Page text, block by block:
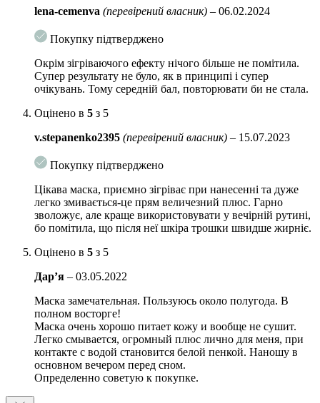
регенерує.
Спосіб використання:нанести рівний товстий шар на шкіру і
помасажувати протягом 20-30 секунд, залишити на 10 хвилин,
потім змити теплою водою.
75 мл
lena-cemenva (перевірений власник) – 06.02.2024
Покупку підтверджено
Окрім зігріваючого ефекту нічого більше не помітила.
Супер результату не було, як в принципі і супер
очікувань. Тому середній бал, повторювати би не стала.
Оцінено в 5 з 5
v.stepanenko2395 (перевірений власник) – 15.07.2023
Покупку підтверджено
Цікава маска, приємно зігріває при нанесенні та дуже
легко змивається-це прям величезний плюс. Гарно
зволожує, але краще використовувати у вечірній рутині,
бо помітила, що після неї шкіра трошки швидше жирніє.
Оцінено в 5 з 5
Дар’я – 03.05.2022
Маска замечательная. Пользуюсь около полугода. В
полном восторге!
Маска очень хорошо питает кожу и вообще не сушит.
Легко смывается, огромный плюс лично для меня, при
контакте с водой становится белой пенкой. Наношу в
основном вечером перед сном.
Определенно советую к покупке.